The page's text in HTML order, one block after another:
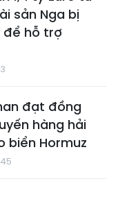
sản Nga bị
hỗ trợ
đạt đồng
hàng hải
biển Hormuz